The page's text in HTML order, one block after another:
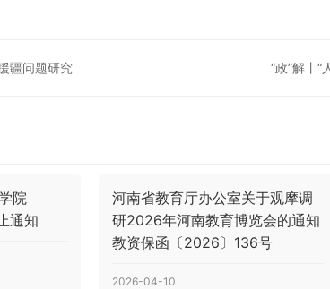
疆问题研究 “政”解丨
院
通知
河南省教育厅办公室关于观摩调
研2026年河南教育博览会的通知
教资保函〔2026〕136号
2026-04-10